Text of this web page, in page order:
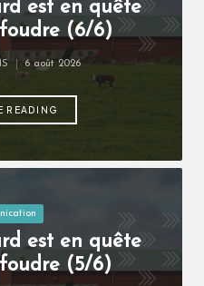
est en quête
(6/6)
6 août 2026
READING
est en quête
(5/6)